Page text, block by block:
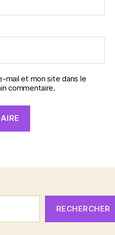
mail et mon site dans le
commentaire.
RECHERCHER